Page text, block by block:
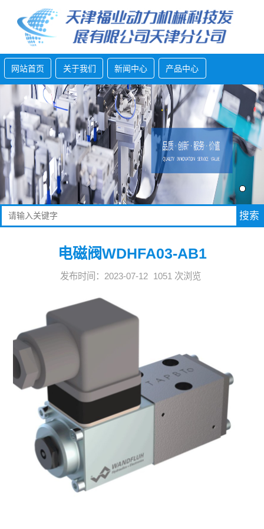
网站首页 关于我们 新闻中心 产品中心
电磁阀WDHFA03-AB1
发布时间：2023-07-12 1051 次浏览